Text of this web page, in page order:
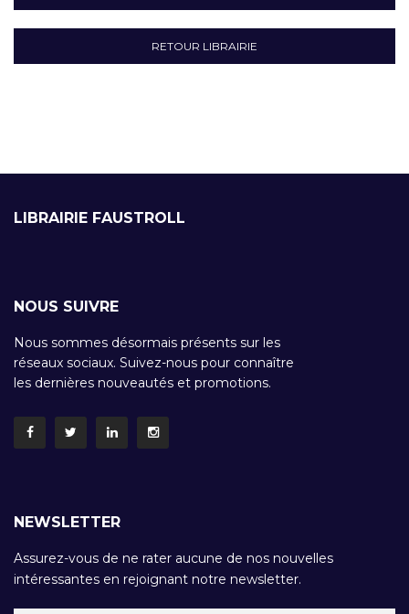
RETOUR LIBRAIRIE
LIBRAIRIE FAUSTROLL
NOUS SUIVRE
Nous sommes désormais présents sur les
réseaux sociaux. Suivez-nous pour connaître
les dernières nouveautés et promotions.
NEWSLETTER
Assurez-vous de ne rater aucune de nos nouvelles
intéressantes en rejoignant notre newsletter.